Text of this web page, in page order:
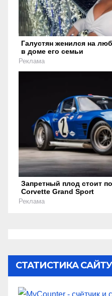
Галустян женился на
в доме его семьи
Реклама
Запретный плод стоит
Corvette Grand Sport
Реклама
СТАТИСТИКА САЙТУ